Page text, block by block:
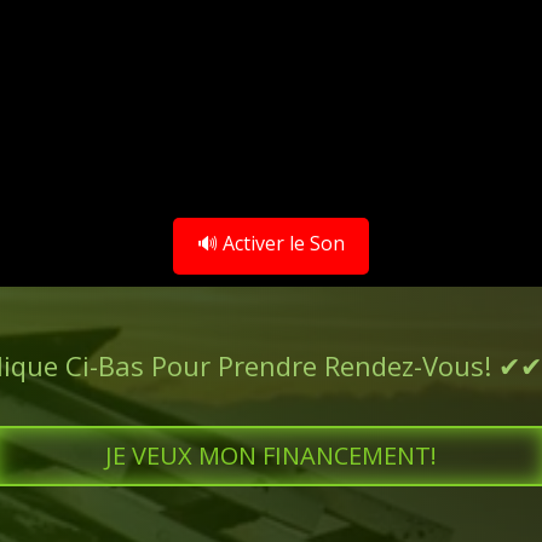
🔊 Activer le Son
Ci-Bas Pour Prendre Rendez-Vous!
JE VEUX MON FINANCEMENT!